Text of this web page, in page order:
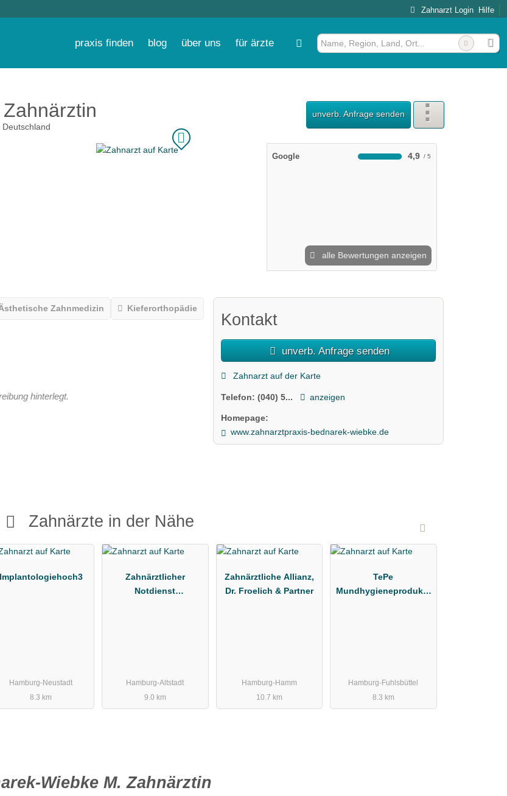
Zahnarzt Login Hilfe
praxis finden blog über uns für ärzte
Deutschland
unverb. Anfrage senden
Google 4,9
alle Bewertungen anzeigen
Zahnmedizin Kieferorthopädie
hinterlegt.
Kontakt
unverb. Anfrage senden
Zahnarzt auf der Karte
Telefon:(040) 5... anzeigen
Homepage:
www.zahnarztpraxis-bednarek-wiebke.de
Zahnärzte in der Nähe
Implantologiehoch3
Hamburg-Neustadt
8.3 km
Zahnärztlicher
Notdienst
Hamburg-Altstadt
9.0 km
Zahnärztliche Allianz,
Dr. Froelich & Partner
Hamburg-Hamm
10.7 km
TePe
Mundhygieneprodukte
Hamburg-Fuhlsbüttel
8.3 km
Wiebke M. Zahnärztin